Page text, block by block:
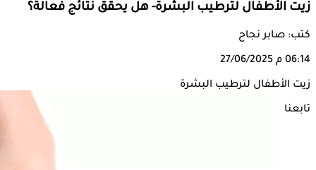
زيت الأطفال لترطيب البشرة- هل يحقق نتائج فعالة؟
كتب: صابر نجاح
06:14 م 27/06/2025
زيت الأطفال لترطيب البشرة
تابعنا على